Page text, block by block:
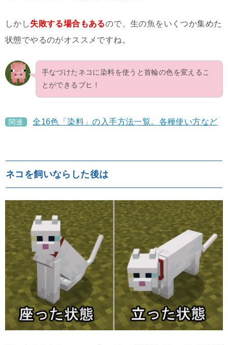
しかし失敗する場合もあるので、生の魚をいくつか集めた
状態でやるのがオススメですね。
手なづけたネコに染料を使うと首輪の色を変えるこ
とができるブヒ！
関連 全16色「染料」の入手方法一覧。各種使い方など
ネコを飼いならした後は